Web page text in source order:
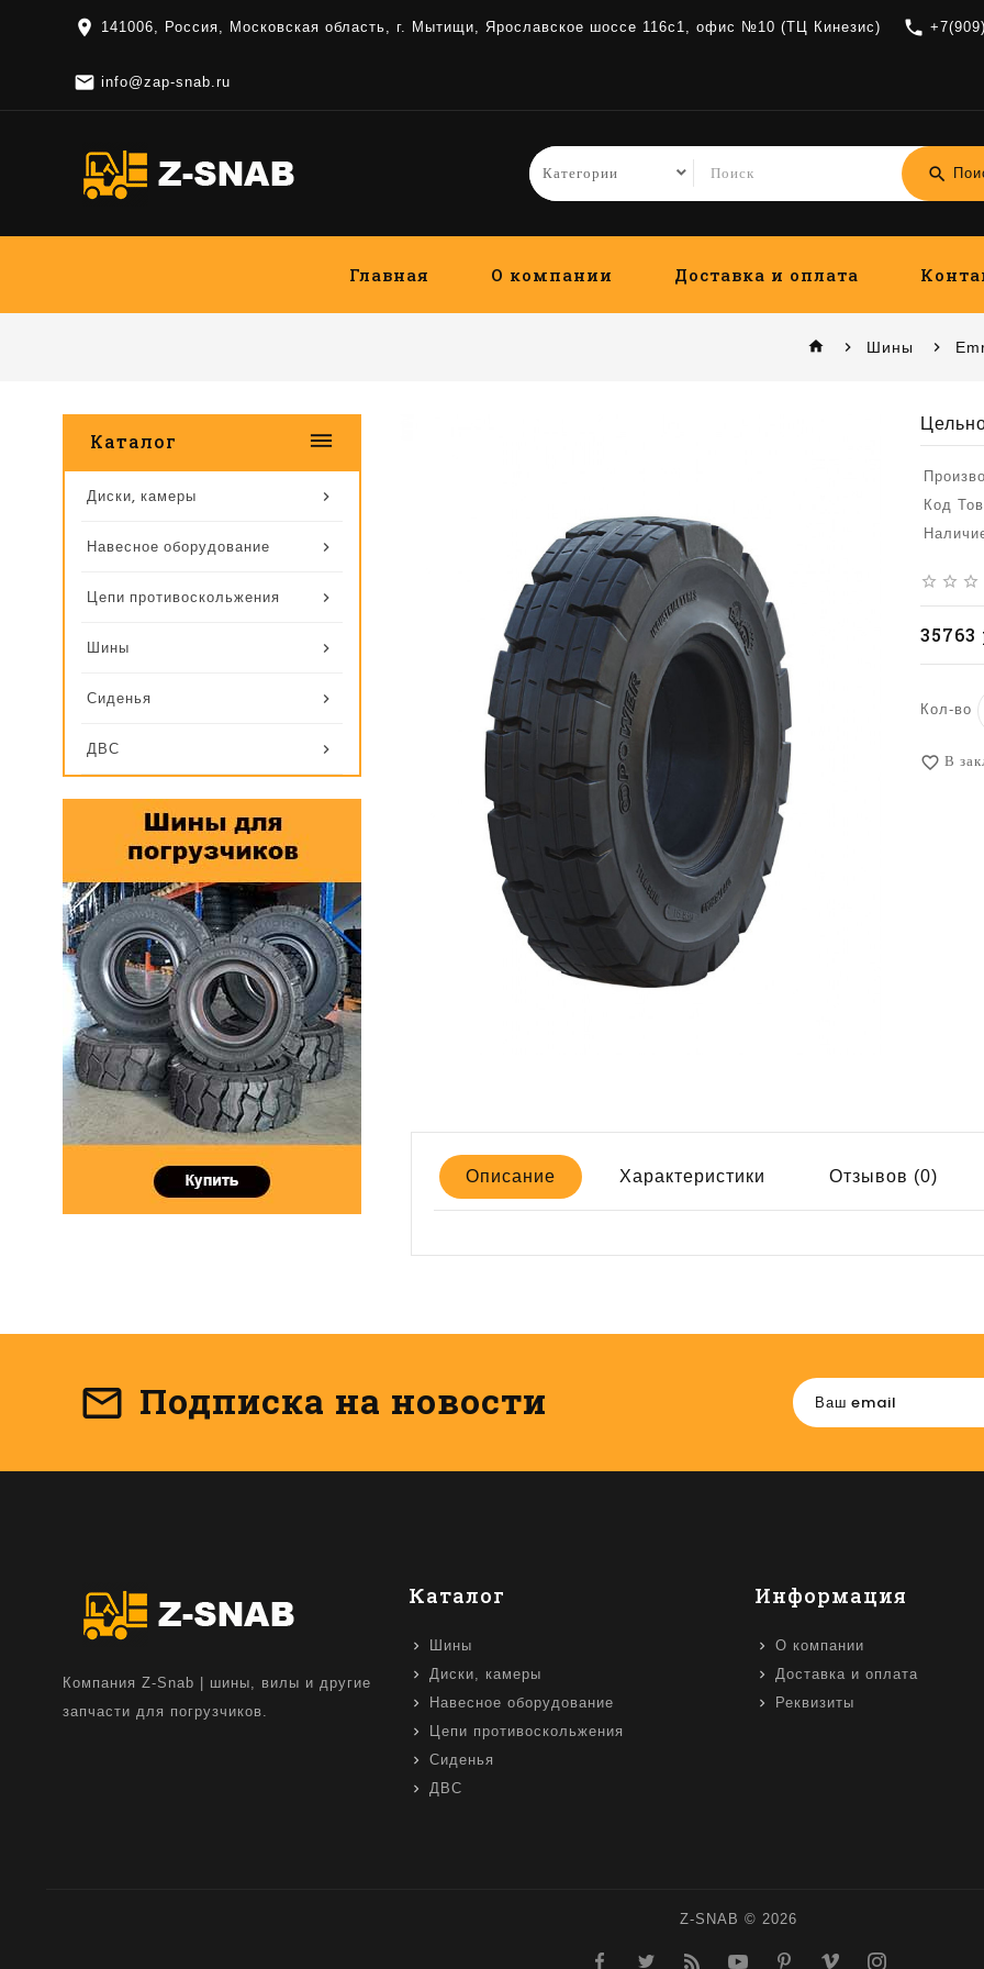
location_on 141006, Россия, Московская область, г. Мытищи, Ярославское шоссе 116с1, офис №10 (ТЦ Кинезис) local_phone
 info@zap-snab.ru
search
Главная О компании Доставка и оплата
home Шины
Каталог dehaze
Диски, камеры
Навесное оборудование
Цепи противоскольжения
Шины
Сиденья
ДВС
Код
star_border star_border star_border
35763
Кол-во
favorite_border В
Описание Характеристики Отзывов (0)
Подписка на новости
Компания Z-Snab | шины, вилы и другие
запчасти для погрузчиков.
Каталог
Шины
Диски, камеры
Навесное оборудование
Цепи противоскольжения
Сиденья
ДВС
Информация
О компании
Доставка и оплата
Реквизиты
Z-SNAB © 2026